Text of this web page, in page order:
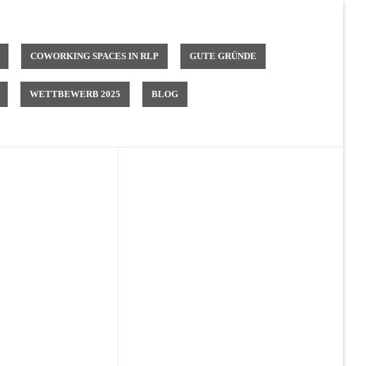
COWORKING SPACES IN RLP GUTE GRÜNDE
WETTBEWERB 2025 BLOG